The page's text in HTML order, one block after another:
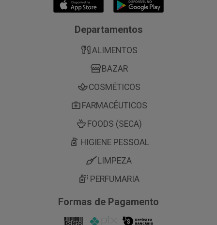
Departamentos
ALIMENTOS
BAZAR
COSMÉTICOS
FARMACÊUTICOS
FOODS (SECA)
HIGIENE PESSOAL
LIMPEZA
PERFUMARIA
Formas de Pagamento